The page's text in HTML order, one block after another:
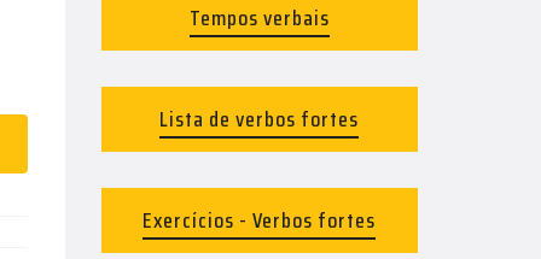
Tempos verbais
Lista de verbos fortes
Exercícios - Verbos fortes